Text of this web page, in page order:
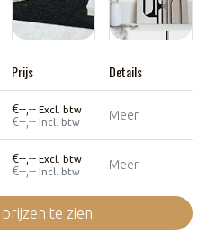
Prijs Details
€--,-- Excl. btw
€--,-- Incl. btw Meer
€--,-- Excl. btw
€--,-- Incl. btw Meer
te zien